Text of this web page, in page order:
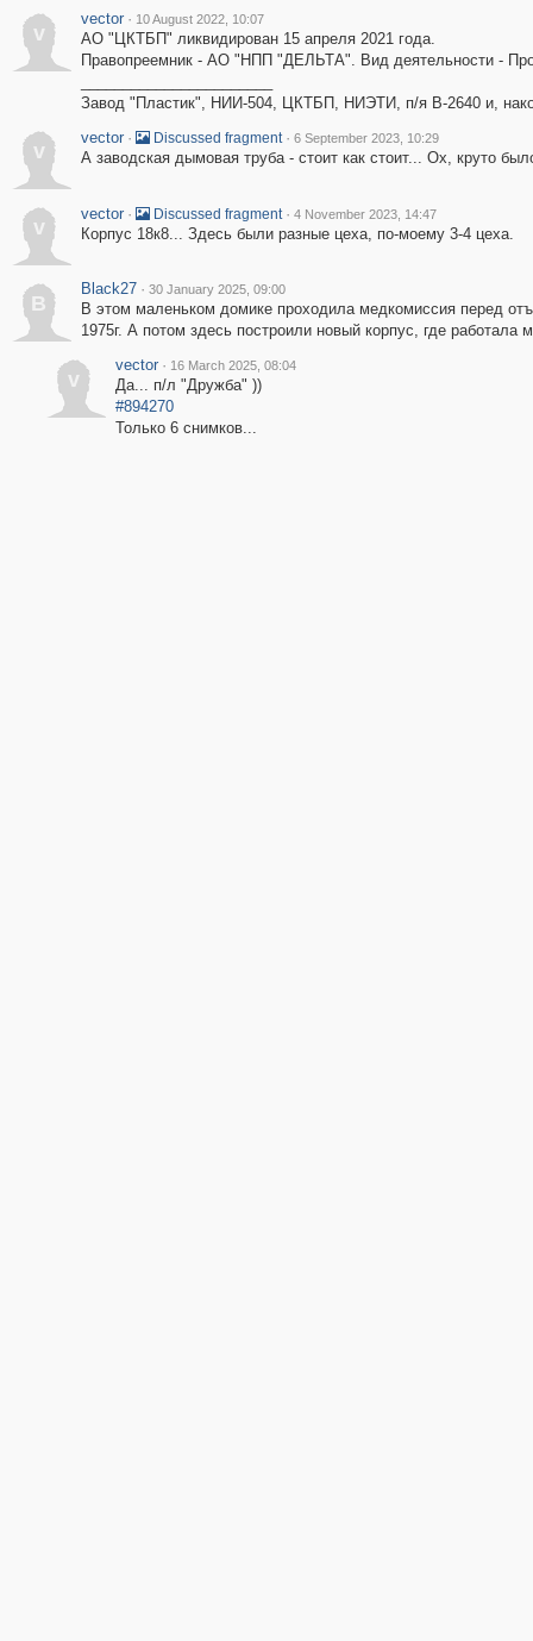
v
vector · 10 August 2022, 10:07
АО "ЦКТБП" ликвидирован 15 апреля 2021 года.
Правопреемник - АО "НПП "ДЕЛЬТА". Вид деятельности -
Завод "Пластик", НИИ-504, ЦКТБП, НИЭТИ, п/я В-2640 и,
v
vector · Discussed fragment · 6 September 2023, 10:29
А заводская дымовая труба - стоит как стоит... Ох, круто
v
vector · Discussed fragment · 4 November 2023, 14:47
Корпус 18к8... Здесь были разные цеха, по-моему 3-4 цеха.
B
Black27 · 30 January 2025, 09:00
В этом маленьком домике проходила медкомиссия перед
1975г. А потом здесь построили новый корпус, где работала
v
vector · 16 March 2025, 08:04
Да... п/л "Дружба" ))
#894270
Только 6 снимков...